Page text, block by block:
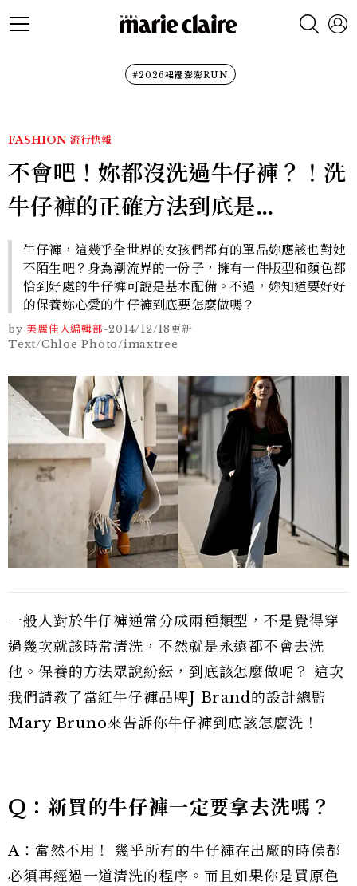
#2026裙襬澎澎RUN
FASHION 流行快報
不會吧！妳都沒洗過牛仔褲？！洗
牛仔褲的正確方法到底是…
牛仔褲，這幾乎全世界的女孩們都有的單品妳應該也對她
不陌生吧？身為潮流界的一份子，擁有一件版型和顏色都
恰到好處的牛仔褲可說是基本配備。不過，妳知道要好好
的保養妳心愛的牛仔褲到底要怎麼做嗎？
by 美麗佳人編輯部-2014/12/18更新
Text/Chloe Photo/imaxtree
一般人對於牛仔褲通常分成兩種類型，不是覺得穿
過幾次就該時常清洗，不然就是永遠都不會去洗
他。保養的方法眾說紛紜，到底該怎麼做呢？ 這次
我們請教了當紅牛仔褲品牌J Brand的設計總監
Mary Bruno來告訴你牛仔褲到底該怎麼洗！
Q：新買的牛仔褲一定要拿去洗嗎？
A：當然不用！ 幾乎所有的牛仔褲在出廠的時候都
必須再經過一道清洗的程序。而且如果你是買原色